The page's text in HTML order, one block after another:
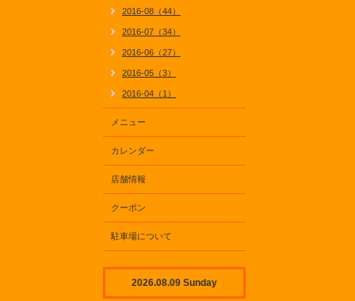
2016-08（44）
2016-07（34）
2016-06（27）
2016-05（3）
2016-04（1）
メニュー
カレンダー
店舗情報
クーポン
駐車場について
2026.08.09 Sunday